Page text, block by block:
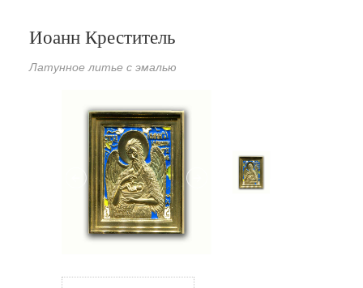
Иоанн Креститель
Латунное литье с эмалью